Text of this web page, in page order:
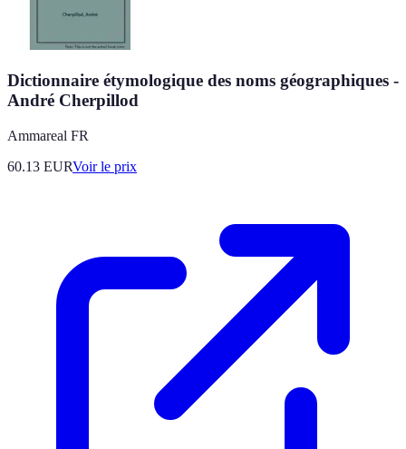
Dictionnaire étymologique des noms géographiques -
André Cherpillod
Ammareal FR
60.13 EURVoir le prix